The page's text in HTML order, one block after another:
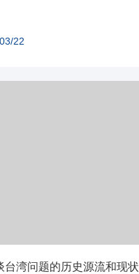
22
台湾问题的历史源流和现状